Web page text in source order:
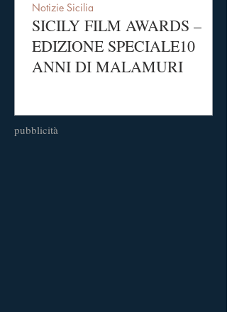
SICILY FILM AWARDS –
EDIZIONE SPECIALE10
ANNI DI MALAMURI
Notizie Sicilia
pubblicità